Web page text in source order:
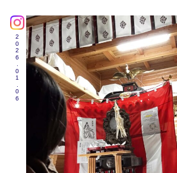
2026.01.06